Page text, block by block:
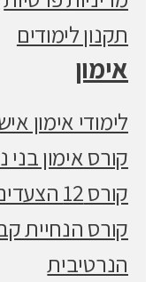
תקנון לימודים
אימון
לימודי אימון
קורס אימון בני
קורס 12 הצעדים
קורס הנחיית
הנרטיבית